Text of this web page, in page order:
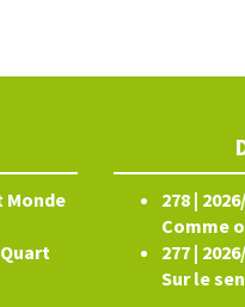
Monde
278 |
Comme
277 |
Sur le